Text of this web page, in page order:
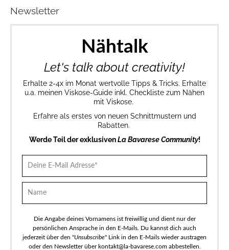
Newsletter
Nähtalk
Let's talk about creativity!
Erhalte 2-4x im Monat wertvolle Tipps & Tricks. Erhalte
u.a. meinen Viskose-Guide inkl. Checkliste zum Nähen
mit Viskose.
Erfahre als erstes von neuen Schnittmustern und
Rabatten.
Werde Teil der exklusivenLa Bavarese Community!
Die Angabe deines Vornamens ist freiwillig und dient nur der
persönlichen Ansprache in den E-Mails. Du kannst dich auch
jederzeit über den "Unsubscribe" Link in den E-Mails wieder austragen
oder den Newsletter über kontakt@la-bavarese.com abbestellen.